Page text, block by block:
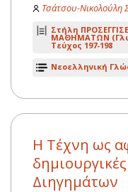
Τσάτσου-Νικολούλη
Στήλη
ΜΑΘΗΜΑΤΩΝ
Τεύχος 197-198
Νεοελληνική
Η Τέχνη ως
Διηγημάτων